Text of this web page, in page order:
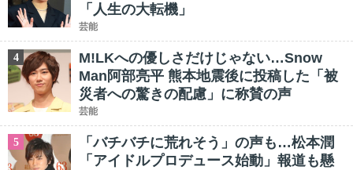
「人生の大転機」
芸能
4
M!LKへの優しさだけじゃない…Snow
Man阿部亮平 熊本地震後に投稿した「被
災者への驚きの配慮」に称賛の声
芸能
5
「バチバチに荒れそう」の声も…松本潤
「アイドルプロデュース始動」報道も懸